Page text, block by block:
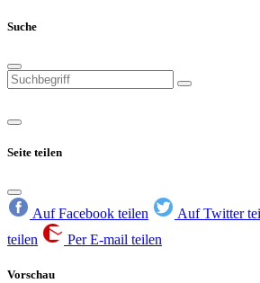
Suche
Seite teilen
Auf Facebook teilen Auf Twitter
teilen
Per E-mail teilen
Vorschau